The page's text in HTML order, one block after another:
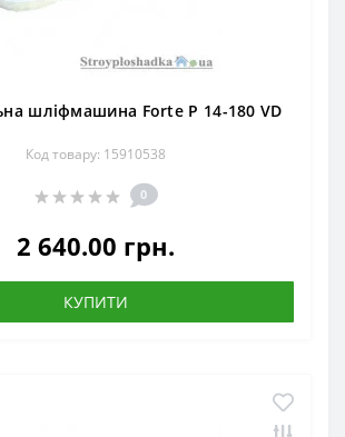
шліфмашина Forte P 14-180 VD
Код товару: 15910538
0
2 640.00 грн.
КУПИТИ